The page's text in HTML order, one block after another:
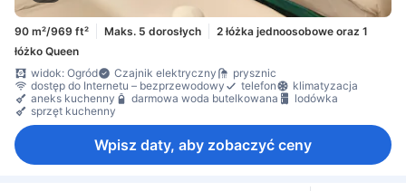
90 m²/969 ft² Maks. 5 dorosłych
2 łóżka jednoosobowe oraz 1
łóżko Queen
widok: Ogród
Czajnik elektryczny
prysznic
dostęp do Internetu – bezprzewodowy
telefon
klimatyzacja
aneks kuchenny
darmowa woda butelkowana
lodówka
sprzęt kuchenny
Wpisz daty, aby zobaczyć ceny